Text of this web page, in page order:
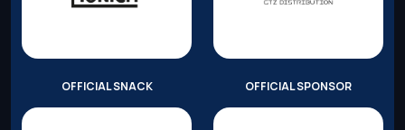
OFFICIAL SNACK OFFICIAL SPONSOR